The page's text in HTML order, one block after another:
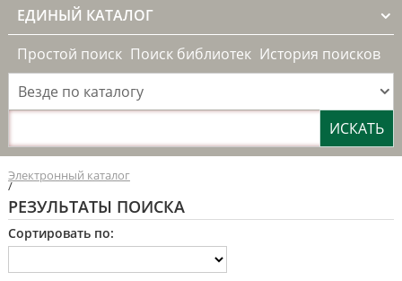
ЕДИНЫЙ КАТАЛОГ
Простой поиск Поиск библиотек История поисков
Везде по каталогу
Электронный каталог
/
РЕЗУЛЬТАТЫ ПОИСКА
Сортировать по: